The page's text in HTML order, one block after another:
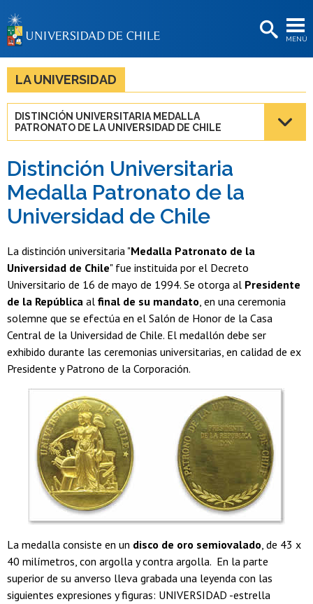
MENÚ
BIBLIOTECAS
LA UNIVERSIDAD
Estudiantes
Funcionarias/os
Egresadas/os
LA UNIVERSIDAD
DISTINCIÓN UNIVERSITARIA MEDALLA
PATRONATO DE LA UNIVERSIDAD DE CHILE
Distinción Universitaria
Medalla Patronato de la
Universidad de Chile
La distinción universitaria "Medalla Patronato de la
Universidad de Chile" fue instituida por el Decreto
Universitario de 16 de mayo de 1994. Se otorga al Presidente
de la República al final de su mandato, en una ceremonia
solemne que se efectúa en el Salón de Honor de la Casa
Central de la Universidad de Chile. El medallón debe ser
exhibido durante las ceremonias universitarias, en calidad de ex
Presidente y Patrono de la Corporación.
La medalla consiste en un disco de oro semiovalado, de 43 x
40 milímetros, con argolla y contra argolla. En la parte
superior de su anverso lleva grabada una leyenda con las
siguientes expresiones y figuras: UNIVERSIDAD -estrella